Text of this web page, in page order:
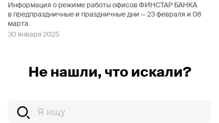
Информация о режиме работы офисов ФИНСТАР БАНКА
в предпраздничные и праздничные дни — 23 февраля и 08
марта
30 января 2025
Не нашли, что искали?